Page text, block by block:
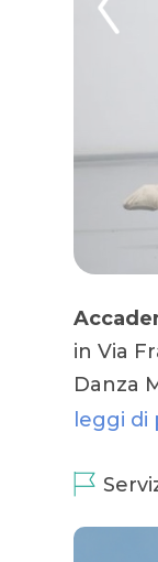
in Via
Danza
leggi di